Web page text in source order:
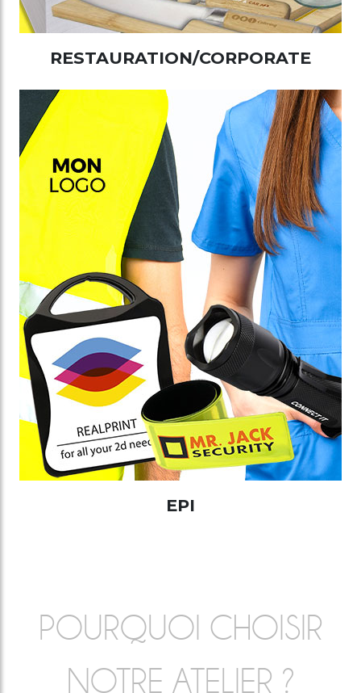
RESTAURATION/CORPORATE
EPI
POURQUOI CHOISIR
NOTRE ATELIER ?